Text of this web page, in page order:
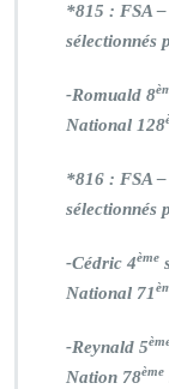
*815 : FSA
sélectionnés
-Romuald 8
National 128
*816 : FSA
sélectionnés
-Cédric 4ème
National 71
-Reynald 5
Nation 78ème